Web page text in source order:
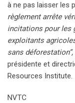
à ne pas laisser les
règlement arrête
incitations pour les
exploitants
sans déforestation”,
présidente et
Resources Institute.
NVTC